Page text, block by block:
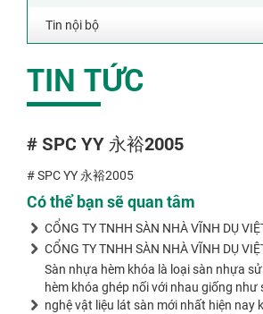
Tin nội bộ
TIN TỨC
# SPC YY 永裕2005
# SPC YY 永裕2005
Có thể bạn sẽ quan tâm
CỔNG TY TNHH SÀN NHÀ VĨNH DỤ
CỔNG TY TNHH SÀN NHÀ VĨNH DỤ
Sàn nhựa hèm khóa là loại sàn nhựa
hèm khóa ghép nối với nhau giống như
nghệ vật liệu lát sàn mới nhất hiện nay